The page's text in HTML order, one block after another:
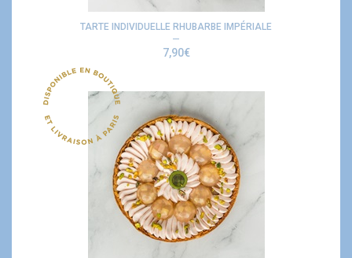
TARTE INDIVIDUELLE RHUBARBE IMPÉRIALE
7,90€